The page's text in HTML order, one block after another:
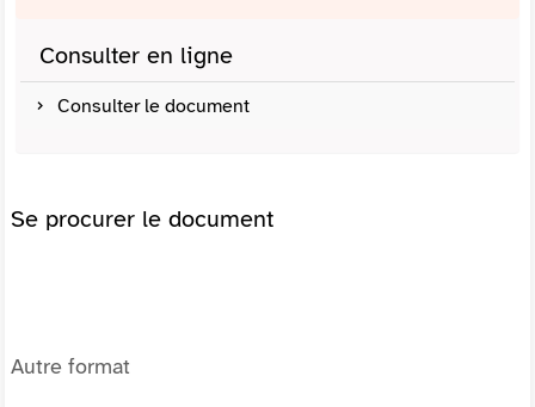
Consulter en ligne
Consulter le document
Se procurer le document
Autre format